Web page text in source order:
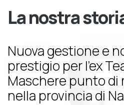
La nostra
Nuova gestione e
prestigio per l’ex
Maschere punto di
nella provincia di